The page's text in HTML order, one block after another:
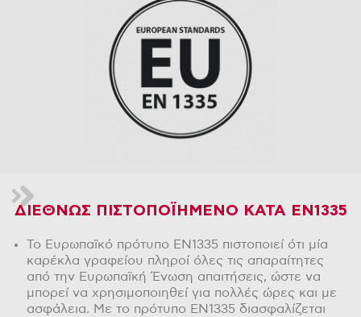
ΔΙΕΘΝΩΣ ΠΙΣΤΟΠΟΪΗΜΕΝΟ ΚΑΤΑ ΕΝ1335
Το Ευρωπαϊκό πρότυπο EN1335 πιστοποιεί ότι μία
καρέκλα γραφείου πληροί όλες τις απαραίτητες
από την Ευρωπαϊκή Ένωση απαιτήσεις, ώστε να
μπορεί να χρησιμοποιηθεί για πολλές ώρες και με
ασφάλεια. Με το πρότυπο EN1335 διασφαλίζεται